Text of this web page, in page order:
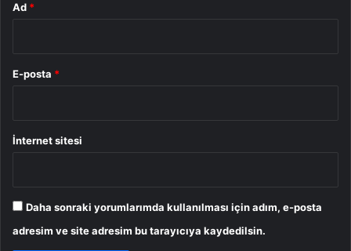
Ad *
E-posta *
İnternet sitesi
Daha sonraki yorumlarımda kullanılması için adım, e-posta
adresim ve site adresim bu tarayıcıya kaydedilsin.